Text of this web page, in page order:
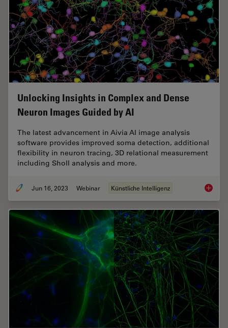
Unlocking Insights in Complex and Dense
Neuron Images Guided by AI
The latest advancement in Aivia AI image analysis
software provides improved soma detection, additional
flexibility in neuron tracing, 3D relational measurement
including Sholl analysis and more.
Jun 16, 2023 Webinar Künstliche Intelligenz